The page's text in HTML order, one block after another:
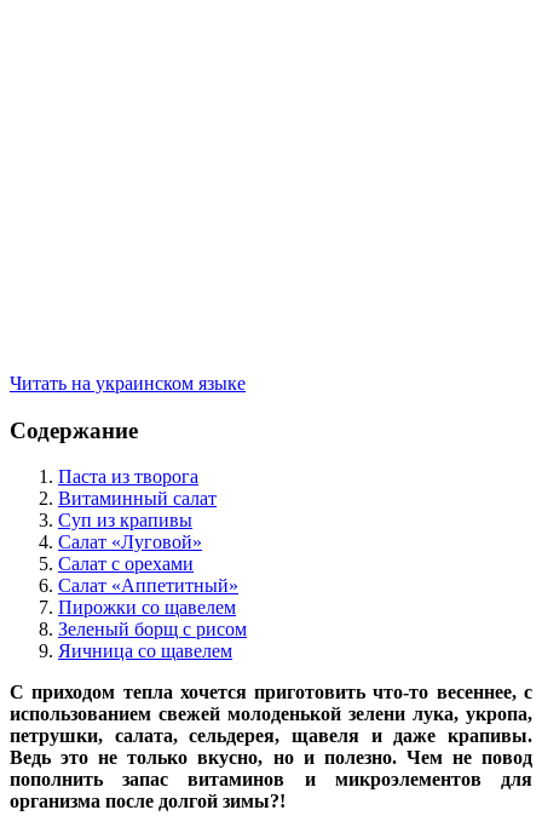
Читать на украинском языке
Содержание
Паста из творога
Витаминный салат
Суп из крапивы
Салат «Луговой»
Салат с орехами
Салат «Аппетитный»
Пирожки со щавелем
Зеленый борщ с рисом
Яичница со щавелем
С приходом тепла хочется приготовить что-то весеннее, с
использованием свежей молоденькой зелени лука, укропа,
петрушки, салата, сельдерея, щавеля и даже крапивы.
Ведь это не только вкусно, но и полезно. Чем не повод
пополнить запас витаминов и микроэлементов для
организма после долгой зимы?!